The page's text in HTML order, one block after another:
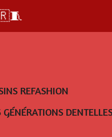
REFASHION
GÉNÉRATIONS